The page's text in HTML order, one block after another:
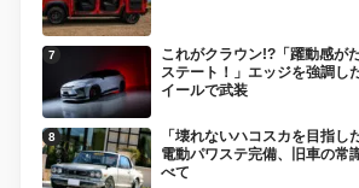
これがクラウン!?「躍動感が
ステート！」エッジを強調し
イールで武装
「壊れないハコスカを目指
電動パワステ完備、旧車の常
べて